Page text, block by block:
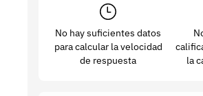
No hay suficientes datos
para calcular la velocidad
de respuesta
la